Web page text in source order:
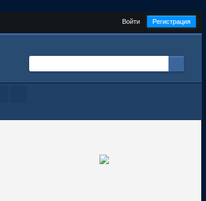
Войти Регистрация